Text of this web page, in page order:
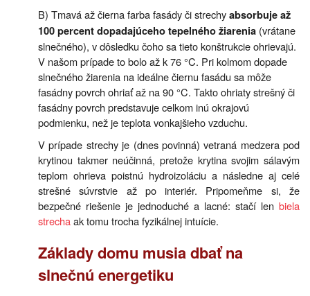
B) Tmavá až čierna farba fasády či strechyabsorbuje až
100 percent dopadajúceho tepelného žiarenia (vrátane
slnečného), v dôsledku čoho sa tieto konštrukcie ohrievajú.
V našom prípade to bolo až k 76 °C. Pri kolmom dopade
slnečného žiarenia na ideálne čiernu fasádu sa môže
fasádny povrch ohriať až na 90 °C. Takto ohriaty strešný či
fasádny povrch predstavuje celkom inú okrajovú
podmienku, než je teplota vonkajšieho vzduchu.
V prípade strechy je (dnes povinná) vetraná medzera pod
krytinou takmer neúčinná, pretože krytina svojim sálavým
teplom ohrieva poistnú hydroizoláciu a následne aj celé
strešné súvrstvie až po interiér. Pripomeňme si, že
bezpečné riešenie je jednoduché a lacné: stačí len biela
strechaak tomu trocha fyzikálnej intuície.
Základy domu musia dbať na
slnečnú energetiku